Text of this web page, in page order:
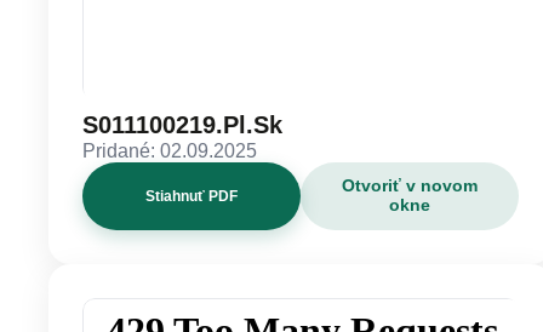
S011100219.Pl.Sk
Pridané: 02.09.2025
Stiahnuť PDF
Otvoriť v novom
okne